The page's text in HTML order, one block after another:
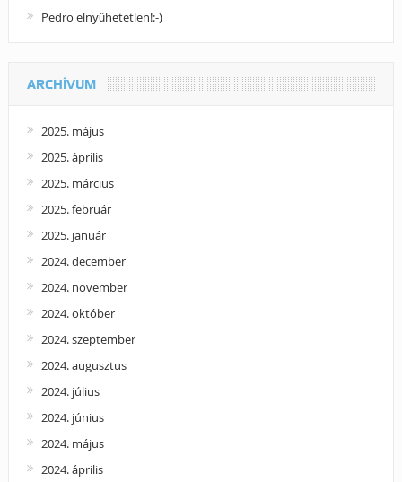
Pedro elnyűhetetlen!:-)
ARCHÍVUM
2025. május
2025. április
2025. március
2025. február
2025. január
2024. december
2024. november
2024. október
2024. szeptember
2024. augusztus
2024. július
2024. június
2024. május
2024. április